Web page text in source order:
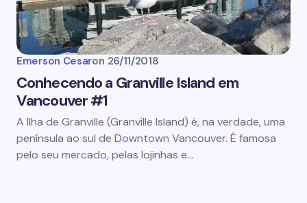
Emerson Cesaron 26/11/2018
Conhecendo a Granville Island em
Vancouver #1
A Ilha de Granville (Granville Island) é, na verdade, uma
península ao sul de Downtown Vancouver. É famosa
pelo seu mercado, pelas lojinhas e…